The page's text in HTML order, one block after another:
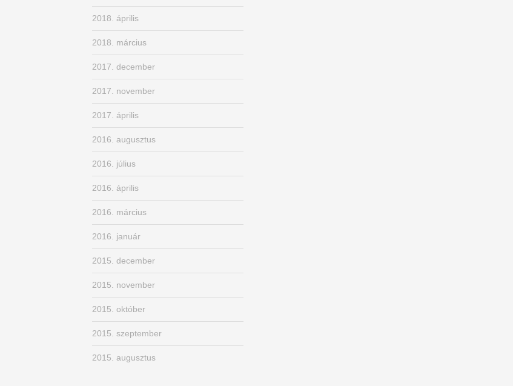
2018. április
2018. március
2017. december
2017. november
2017. április
2016. augusztus
2016. július
2016. április
2016. március
2016. január
2015. december
2015. november
2015. október
2015. szeptember
2015. augusztus